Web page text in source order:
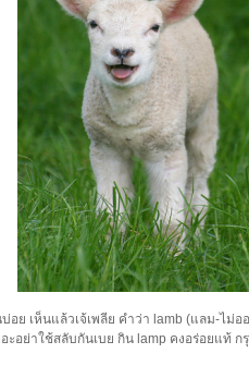
ย เห็นแล้วเจ้เพลีย คำว่า lamb (แลม-ไม่อ
อย่าใช้สลับกันเบย กิน lamp คงอร่อยแท้ ก